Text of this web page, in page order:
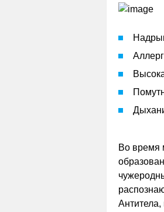
Во время